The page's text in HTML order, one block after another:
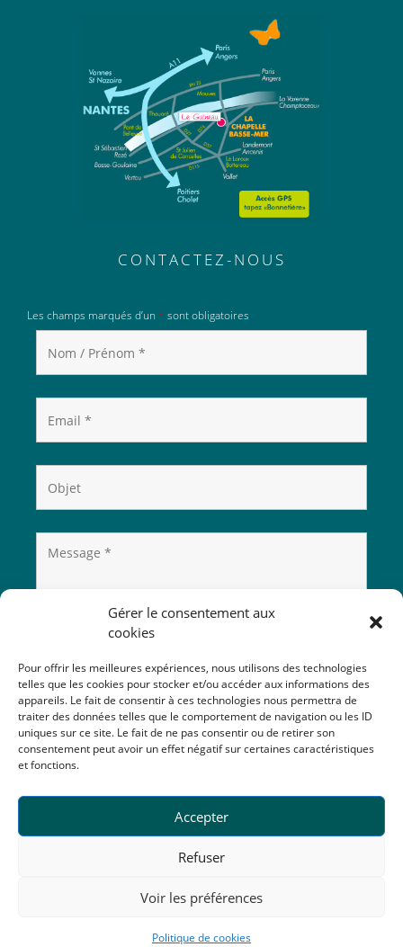
Gérer le consentement aux
cookies
Pour offrir les meilleures expériences, nous utilisons des technologies
telles que les cookies pour stocker et/ou accéder aux informations des
appareils. Le fait de consentir à ces technologies nous permettra de
traiter des données telles que le comportement de navigation ou les ID
uniques sur ce site. Le fait de ne pas consentir ou de retirer son
consentement peut avoir un effet négatif sur certaines caractéristiques
et fonctions.
Accepter
Refuser
Voir les préférences
Politique de cookies
CONTACTEZ-NOUS
Les champs marqués d’un * sont obligatoires